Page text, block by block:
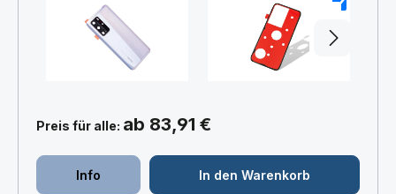
Preis für alle: ab 83,91 €
Info In den Warenkorb